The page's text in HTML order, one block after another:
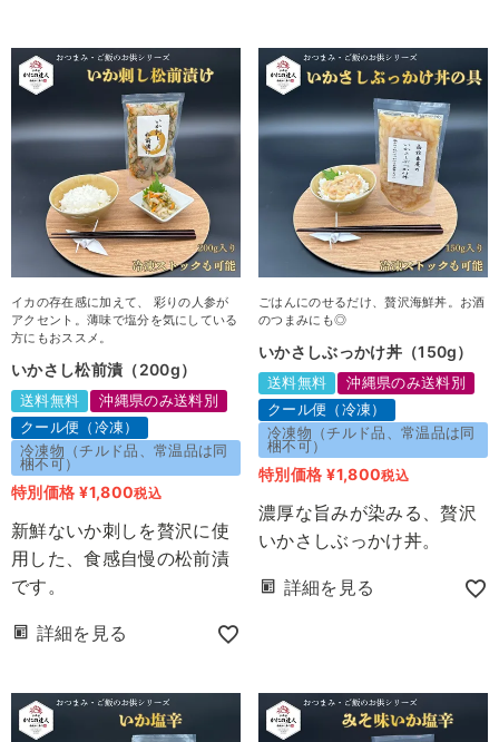
イカの存在感に加えて、 彩りの人参が
アクセント。薄味で塩分を気にしている
方にもおススメ。
いかさし松前漬（200g）
送料無料
沖縄県のみ送料別
クール便（冷凍）
冷凍物（チルド品、常温品は同
梱不可）
特別価格 ¥1,800税込
新鮮ないか刺しを贅沢に使
用した、食感自慢の松前漬
です。
詳細を見る
ごはんにのせるだけ、贅沢海鮮丼。お酒
のつまみにも◎
いかさしぶっかけ丼（150g）
送料無料
沖縄県のみ送料別
クール便（冷凍）
冷凍物（チルド品、常温品は同
梱不可）
特別価格 ¥1,800税込
濃厚な旨みが染みる、贅沢
いかさしぶっかけ丼。
詳細を見る